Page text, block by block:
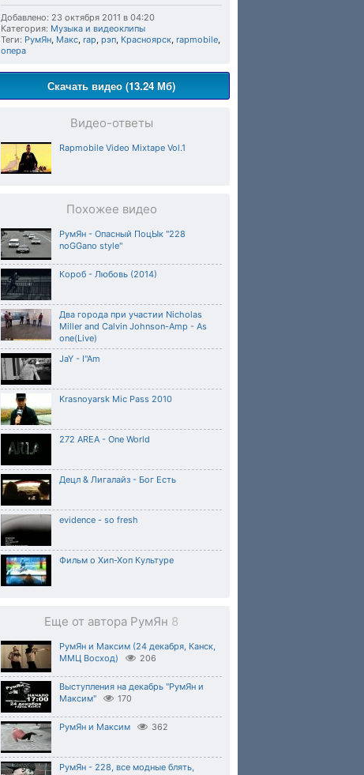
Добавлено: 23 октября 2011 в 04:20
Категория: Музыка и видеоклипы
Теги: РумЯн, Макс, rap, рэп, Красноярск, rapmobile,
опера
Скачать видео (13.24 Мб)
Видео-ответы
Rapmobile Video Mixtape Vol.1
Похожее видео
РумЯн - Опасный ПоцЫк ''228
noGGano style''
Короб - Любовь (2014)
Два города при участии Nicholas
Miller and Calvin Johnson-Amp - As
one(Live)
JaY - I"Am
Krasnoyarsk Mic Pass 2010
272 AREA - One World
Децл & Лигалайз - Бог Есть
evidence - so fresh
Фильм о Хип-Хоп Культуре
Еще от автора РумЯн 8
РумЯн и Максим (24 декабря, Канск,
ММЦ Восход)
206
Выступления на декабрь ''РумЯн и
Максим''
170
РумЯн и Максим 362
РумЯн - 228, все модные блять,